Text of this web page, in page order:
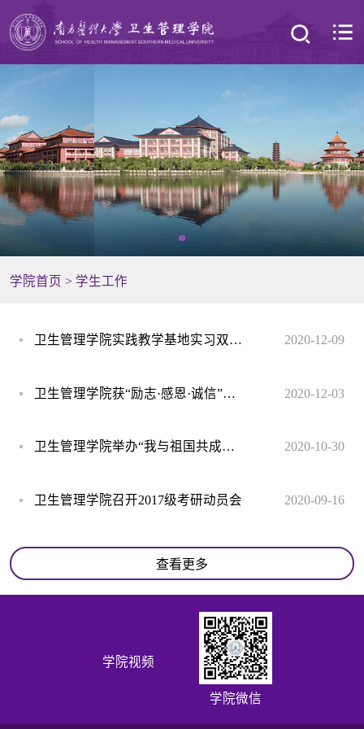
学院首页 > 学生工作
卫生管理学院实践教学基地实习双选会顺利召开 2020-12-09
卫生管理学院获“励志·感恩·诚信”主题教育活动优秀组织奖 2020-12-03
卫生管理学院举办“我与祖国共成长”演讲比赛 2020-10-30
卫生管理学院召开2017级考研动员会 2020-09-16
查看更多
学院视频
学院微信